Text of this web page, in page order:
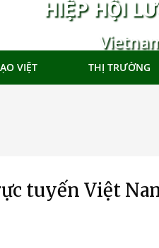
HIỆP HỘI
VIỆT THỊ TRƯỜNG
tuyến Việt